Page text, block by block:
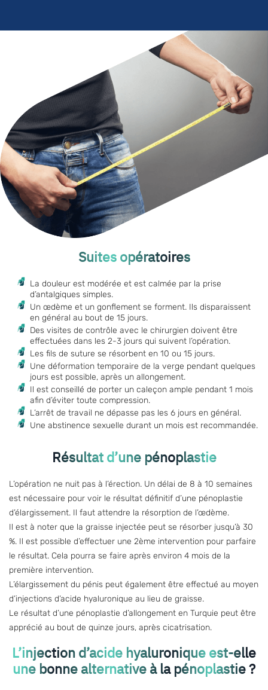
Suites opératoires
La douleur est modérée et est calmée par la prise
d’antalgiques simples.
Un œdème et un gonflement se forment. Ils disparaissent
en général au bout de 15 jours.
Des visites de contrôle avec le chirurgien doivent être
effectuées dans les 2-3 jours qui suivent l’opération.
Les fils de suture se résorbent en 10 ou 15 jours.
Une déformation temporaire de la verge pendant quelques
jours est possible, après un allongement.
Il est conseillé de porter un caleçon ample pendant 1 mois
afin d’éviter toute compression.
L’arrêt de travail ne dépasse pas les 6 jours en général.
Une abstinence sexuelle durant un mois est recommandée.
Résultat d’une pénoplastie
L’opération ne nuit pas à l’érection. Un délai de 8 à 10 semaines
est nécessaire pour voir le résultat définitif d’une pénoplastie
d’élargissement. Il faut attendre la résorption de l’œdème.
Il est à noter que la graisse injectée peut se résorber jusqu’à 30
%. Il est possible d’effectuer une 2ème intervention pour parfaire
le résultat. Cela pourra se faire après environ 4 mois de la
première intervention.
L’élargissement du pénis peut également être effectué au moyen
d’injections d’acide hyaluronique au lieu de graisse.
Le résultat d’une pénoplastie d’allongement en Turquie peut être
apprécié au bout de quinze jours, après cicatrisation.
L’injection d’acide hyaluronique est-elle
une bonne alternative à la pénoplastie ?